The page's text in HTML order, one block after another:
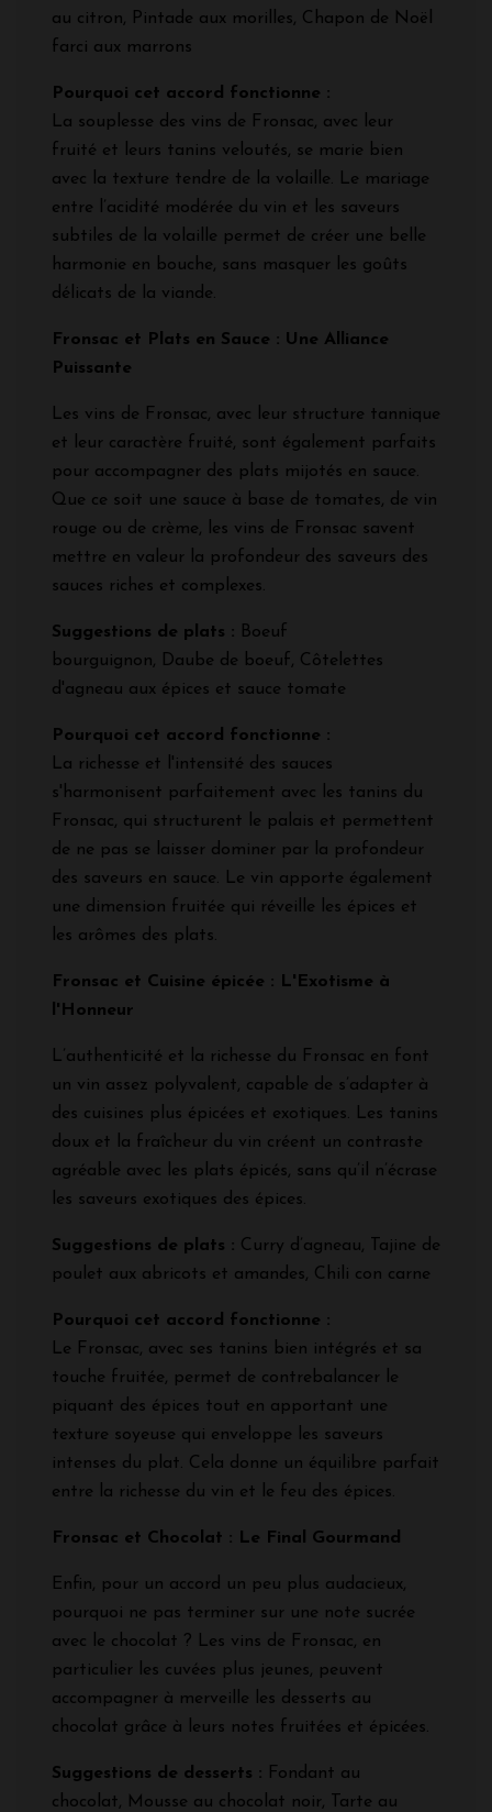
au citron, Pintade aux morilles, Chapon de Noël
farci aux marrons
Pourquoi cet accord fonctionne :
La souplesse des vins de Fronsac, avec leur
fruité et leurs tanins veloutés, se marie bien
avec la texture tendre de la volaille. Le mariage
entre l’acidité modérée du vin et les saveurs
subtiles de la volaille permet de créer une belle
harmonie en bouche, sans masquer les goûts
délicats de la viande.
Fronsac et Plats en Sauce : Une Alliance
Puissante
Les vins de Fronsac, avec leur structure tannique
et leur caractère fruité, sont également parfaits
pour accompagner des plats mijotés en sauce.
Que ce soit une sauce à base de tomates, de vin
rouge ou de crème, les vins de Fronsac savent
mettre en valeur la profondeur des saveurs des
sauces riches et complexes.
Suggestions de plats : Boeuf
bourguignon, Daube de boeuf, Côtelettes
d'agneau aux épices et sauce tomate
Pourquoi cet accord fonctionne :
La richesse et l'intensité des sauces
s'harmonisent parfaitement avec les tanins du
Fronsac, qui structurent le palais et permettent
de ne pas se laisser dominer par la profondeur
des saveurs en sauce. Le vin apporte également
une dimension fruitée qui réveille les épices et
les arômes des plats.
Fronsac et Cuisine épicée : L'Exotisme à
l'Honneur
L’authenticité et la richesse du Fronsac en font
un vin assez polyvalent, capable de s’adapter à
des cuisines plus épicées et exotiques. Les tanins
doux et la fraîcheur du vin créent un contraste
agréable avec les plats épicés, sans qu’il n’écrase
les saveurs exotiques des épices.
Suggestions de plats : Curry d’agneau, Tajine de
poulet aux abricots et amandes, Chili con carne
Pourquoi cet accord fonctionne :
Le Fronsac, avec ses tanins bien intégrés et sa
touche fruitée, permet de contrebalancer le
piquant des épices tout en apportant une
texture soyeuse qui enveloppe les saveurs
intenses du plat. Cela donne un équilibre parfait
entre la richesse du vin et le feu des épices.
Fronsac et Chocolat : Le Final Gourmand
Enfin, pour un accord un peu plus audacieux,
pourquoi ne pas terminer sur une note sucrée
avec le chocolat ? Les vins de Fronsac, en
particulier les cuvées plus jeunes, peuvent
accompagner à merveille les desserts au
chocolat grâce à leurs notes fruitées et épicées.
Suggestions de desserts : Fondant au
chocolat, Mousse au chocolat noir, Tarte au